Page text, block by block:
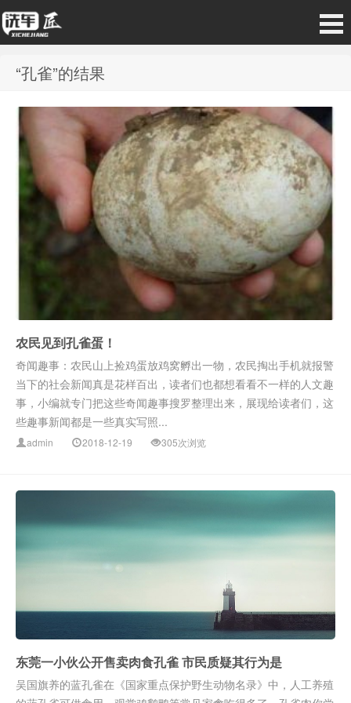
“孔雀”的结果
农民见到孔雀蛋！
奇闻趣事：农民山上捡鸡蛋放鸡窝孵出一物，农民掏出手机就报警
当下的社会新闻真是花样百出，读者们也都想看看不一样的人文趣
事，小编就专门把这些奇闻趣事搜罗整理出来，展现给读者们，这
些趣事新闻都是一些真实写照...
admin 2018-12-19 305次浏览
东莞一小伙公开售卖肉食孔雀 市民质疑其行为是
吴国旗养的蓝孔雀在《国家重点保护野生动物名录》中，人工养殖